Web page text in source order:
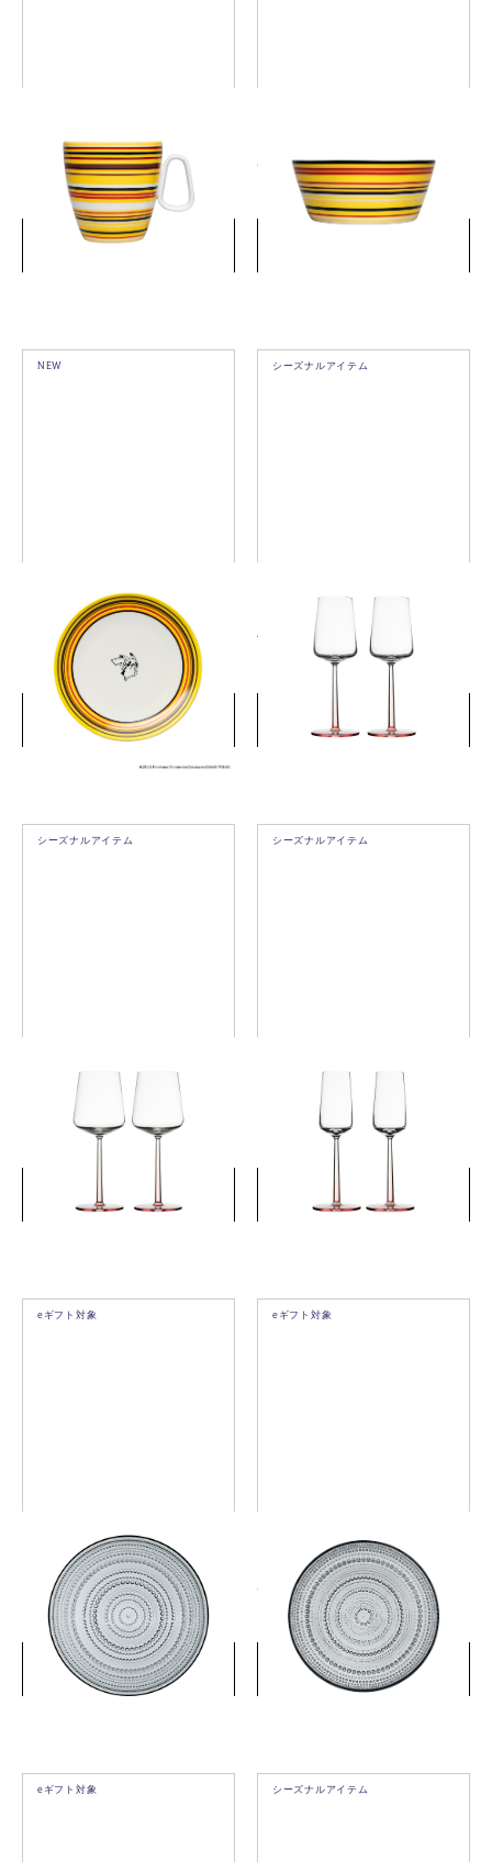
イッタラ × ポケモン オリゴ
マグ 0.4L
￥5,500 (税込)
詳細を見る
ボウル 0.25L
￥5,280 (税込)
NEW
イッタラ × ポケモン オリゴ
プレート 20cm
￥5,500
詳細を見る
シーズナルアイテム
エッセンス ホワイトワイン
ペア ローズ
詳細を見る
シーズナルアイテム
エッセンス レッドワイン ペ
ア ローズ
詳細を見る
シーズナルアイテム
エッセンス シャンパン ペア
(税込)
詳細を見る
eギフト対象
カステヘルミ プレート
31.5cm グレー
￥9,900 (税込)
詳細を見る
eギフト対象
カステヘルミ プレート
24.8cm グレー
￥7,150 (税込)
詳細を見る
eギフト対象 シーズナルアイテム